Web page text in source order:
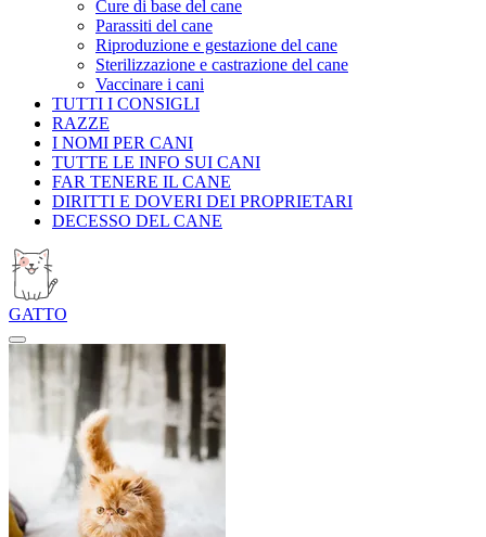
Cure di base del cane
Parassiti del cane
Riproduzione e gestazione del cane
Sterilizzazione e castrazione del cane
Vaccinare i cani
TUTTI I CONSIGLI
RAZZE
I NOMI PER CANI
TUTTE LE INFO SUI CANI
FAR TENERE IL CANE
DIRITTI E DOVERI DEI PROPRIETARI
DECESSO DEL CANE
GATTO